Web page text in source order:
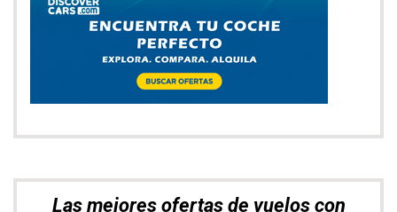
Muévete por Asia con total libertad